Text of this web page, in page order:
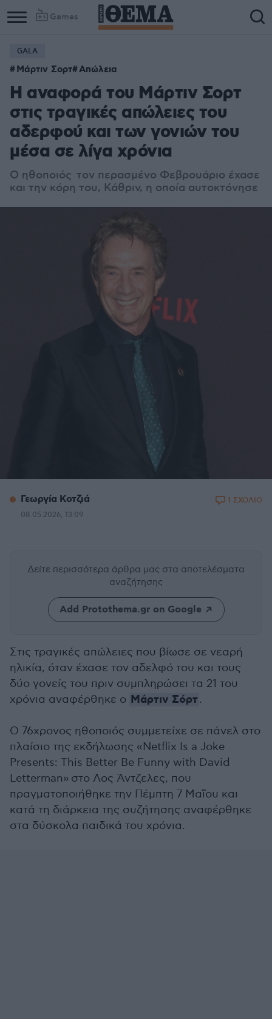
Games
GALA
Μάρτιν Σορτ Απώλεια
Η αναφορά του Μάρτιν Σορτ
στις τραγικές απώλειες του
αδερφού και των γονιών του
μέσα σε λίγα χρόνια
Ο ηθοποιός τον περασμένο Φεβρουάριο έχασε
και την κόρη του, Κάθριν, η οποία αυτοκτόνησε
Γεωργία Κοτζιά
08.05.2026, 13:09
1 ΣΧΟΛΙΟ
Δείτε περισσότερα άρθρα μας στα αποτελέσματα
αναζήτησης
Add Protothema.gr on Google
Στις τραγικές απώλειες που βίωσε σε νεαρή
ηλικία, όταν έχασε τον αδελφό του και τους
δύο γονείς του πριν συμπληρώσει τα 21 του
χρόνια αναφέρθηκε ο Μάρτιν Σόρτ.
Ο 76χρονος ηθοποιός συμμετείχε σε πάνελ στο
πλαίσιο της εκδήλωσης «Netflix Is a Joke
Presents: This Better Be Funny with David
Letterman» στο Λος Άντζελες, που
πραγματοποιήθηκε την Πέμπτη 7 Μαΐου και
κατά τη διάρκεια της συζήτησης αναφέρθηκε
στα δύσκολα παιδικά του χρόνια.